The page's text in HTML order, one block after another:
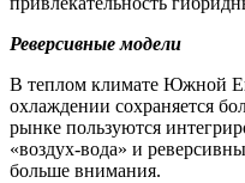
Реверсивные модели
В теплом климате Южной
охлаждении сохраняется
рынке пользуются
«воздух-вода» и
больше внимания.